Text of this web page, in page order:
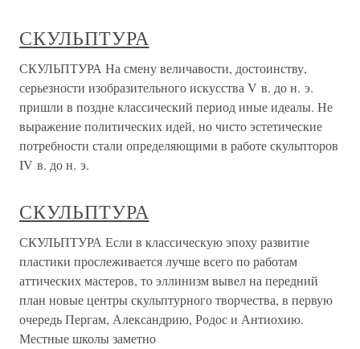
СКУЛЬПТУРА
СКУЛЬПТУРА На смену величавости, достоинству,
серьезности изобразительного искусства V в. до н. э.
пришли в поздне классический период иные идеалы. Не
выражение политических идей, но чисто эстетические
потребности стали определяющими в работе скульпторов
IV в. до н. э.
СКУЛЬПТУРА
СКУЛЬПТУРА Если в классическую эпоху развитие
пластики прослеживается лучше всего по работам
аттических мастеров, то эллинизм вывел на передний
план новые центры скульптурного творчества, в первую
очередь Пергам, Александрию, Родос и Антиохию.
Местные школы заметно